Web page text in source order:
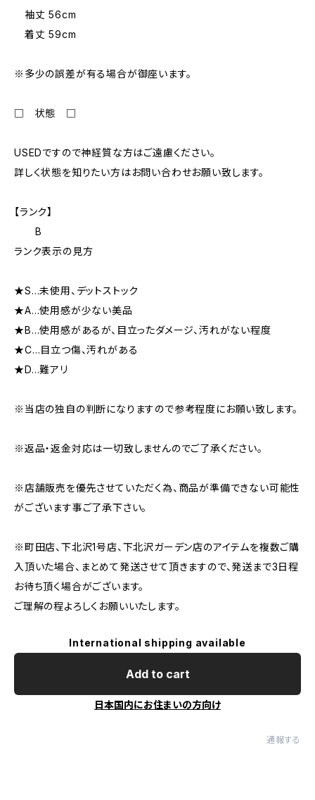
袖丈 56cm
着丈 59cm
※多少の誤差が有る場合が御座います。
□ 状態 □
USEDですので神経質な方はご遠慮ください。
詳しく状態を知りたい方はお問い合わせお願い致します。
【ランク】
B
ランク表示の見方
★S…未使用、デットストック
★A…使用感が少ない美品
★B…使用感があるが、目立ったダメージ、汚れがない程度
★C…目立つ傷、汚れがある
★D…難アリ
※当店の独自の判断になりますので参考程度にお願い致します。
※返品・返金対応は一切致しませんのでご了承ください。
※店舗販売を優先させていただく為、商品が準備できない可能性
がございます事ご了承下さい。
※町田店、下北沢1号店、下北沢ガーデン店のアイテムを複数ご購
入頂いた場合、まとめて発送させて頂きますので、発送まで3日程
お待ち頂く場合がございます。
ご理解の程よろしくお願いいたします。
International shipping available
Add to cart
日本国内にお住まいの方向け
通報する